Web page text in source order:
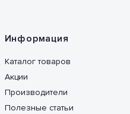
Информация
Каталог товаров
Акции
Производители
Полезные статьи